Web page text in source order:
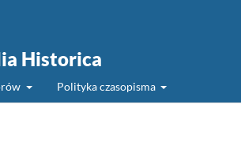
Historica
Polityka czasopisma